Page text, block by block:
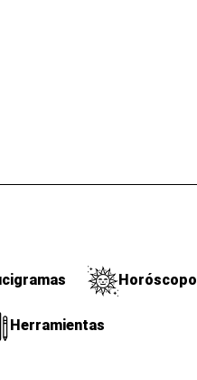
Horóscopo
Herramientas